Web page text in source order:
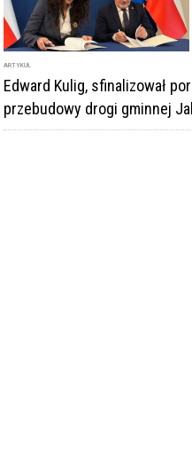
ARTYKUŁ
Edward Kulig, sfinalizował
przebudowy drogi gminnej